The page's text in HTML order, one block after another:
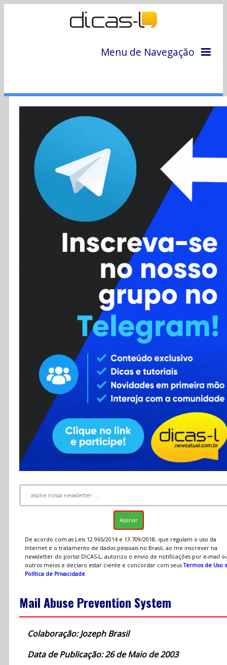
Menu de Navegação
Colunas
Colaboradores
Cursos
Enviar Dica
Contato
RSS
De acordo com as Leis 12.965/2014 e 13.709/2018, que regulam o uso da
Internet e o tratamento de dados pessoais no Brasil, ao me inscrever na
newsletter do portal DICAS-L, autorizo o envio de notificações por e-mail
outros meios e declaro estar ciente e concordar com seusTermos de Uso
Política de Privacidade.
Mail Abuse Prevention System
Colaboração: Jozeph Brasil
Data de Publicação: 26 de Maio de 2003